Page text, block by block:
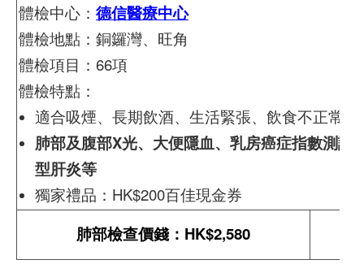
體檢中心： 德信醫療中心
體檢地點：銅鑼灣、旺角
體檢項目：66項
體檢特點：
適合吸煙、長期飲酒、生活緊張、飲食不正常
肺部及腹部X光、大便隱血、乳房癌症指數測試
型肝炎等
獨家禮品：HK$200百佳現金券
肺部檢查價錢：HK$2,580